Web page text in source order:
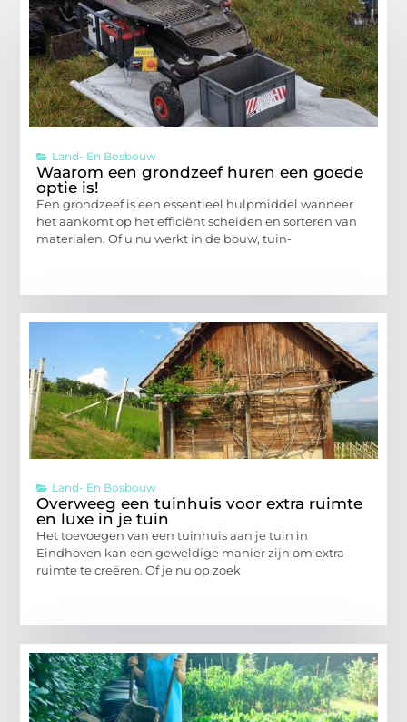
Land- En Bosbouw
Waarom een grondzeef huren een goede
optie is!
Een grondzeef is een essentieel hulpmiddel wanneer
het aankomt op het efficiënt scheiden en sorteren van
materialen. Of u nu werkt in de bouw, tuin-
Land- En Bosbouw
Overweeg een tuinhuis voor extra ruimte
en luxe in je tuin
Het toevoegen van een tuinhuis aan je tuin in
Eindhoven kan een geweldige manier zijn om extra
ruimte te creëren. Of je nu op zoek